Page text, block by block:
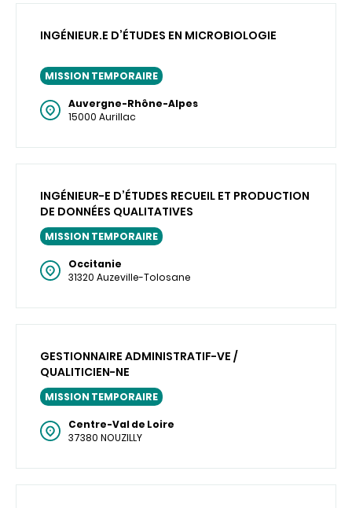
INGÉNIEUR.E D’ÉTUDES EN MICROBIOLOGIE
MISSION TEMPORAIRE
Auvergne-Rhône-Alpes
15000 Aurillac
INGÉNIEUR-E D’ÉTUDES RECUEIL ET PRODUCTION
DE DONNÉES QUALITATIVES
MISSION TEMPORAIRE
Occitanie
31320 Auzeville-Tolosane
GESTIONNAIRE ADMINISTRATIF-VE /
QUALITICIEN-NE
MISSION TEMPORAIRE
Centre-Val de Loire
37380 NOUZILLY